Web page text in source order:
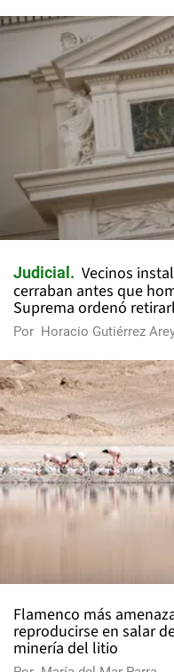
Judicial
Vecinos
cerraban antes que
Suprema ordenó
Por Horacio Gutiérrez
Flamenco más
reproducirse en salar
minería del litio